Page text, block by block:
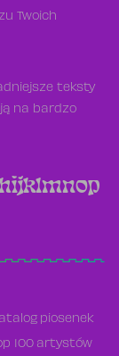
Twoich
teksty
na bardzo
ijklmnop
piosenek
100 artystów